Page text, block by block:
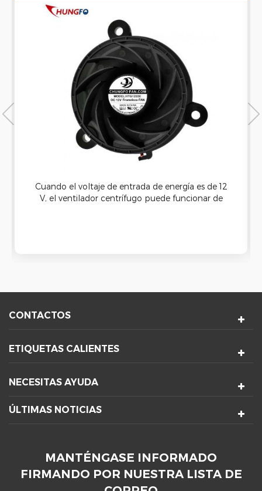
AIRE CON IMPULSOR DE PLÁSTICO PARA
VENTILACIÓN
Cuando el voltaje de entrada de energía es de 12
V, el ventilador centrífugo puede funcionar de
CONTACTOS
ETIQUETAS CALIENTES
NECESITAS AYUDA
ÚLTIMAS NOTICIAS
MANTÉNGASE INFORMADO
FIRMANDO POR NUESTRA LISTA DE